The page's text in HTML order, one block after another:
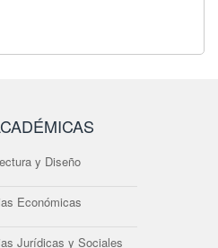
y Diseño
Económicas
Jurídicas y Sociales